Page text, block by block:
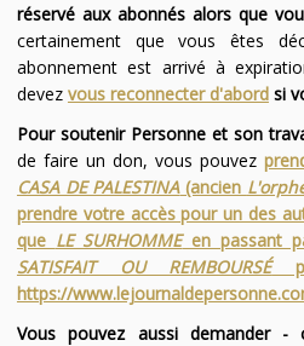
réservé aux abonnés alors que
certainement que vous êtes
abonnement est arrivé à
devez vous reconnecter d'abordsi
Pour soutenir Personne et son
de faire un don, vous pouvez
CASA DE PALESTINA(ancien
prendre votre accès pour un des
que LE SURHOMMEen passant
SATISFAIT OU REMBOURSÉ
https://
Vous pouvez aussi demander -